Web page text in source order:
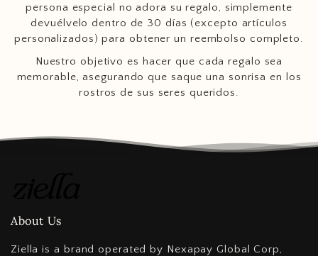
persona especial no adora su regalo, simplemente
devuélvelo dentro de 30 días (excepto artículos
personalizados) para obtener un reembolso completo.
Nuestro objetivo es hacer que cada regalo sea
memorable, asegurando que saque una sonrisa en los
rostros de sus seres queridos.
About Us
Ziella is a brand operated by Nexapay Global Corp,